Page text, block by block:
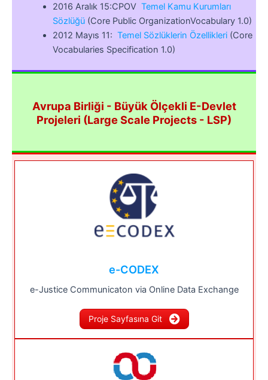
2016 Aralık 15:CPOV Temel Kamu Kurumları
Sözlüğü(Core Public OrganizationVocabulary 1.0)
2012 Mayıs 11: Temel Sözlüklerin Özellikleri(Core
Vocabularies Specification 1.0)
Avrupa Birliği - Büyük Ölçekli E-Devlet
Projeleri (Large Scale Projects - LSP)
e-CODEX
e-Justice Communicaton via Online Data Exchange
Proje Sayfasına Git